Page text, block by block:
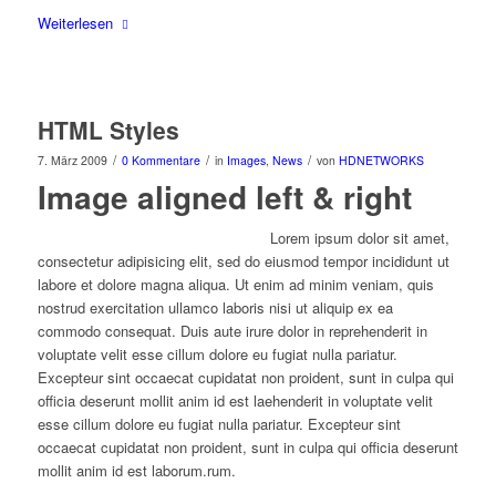
Weiterlesen
HTML Styles
7. März 2009 / 0 Kommentare / in Images, News / von HDNETWORKS
Image aligned left & right
Lorem ipsum dolor sit amet,
consectetur adipisicing elit, sed do eiusmod tempor incididunt ut
labore et dolore magna aliqua. Ut enim ad minim veniam, quis
nostrud exercitation ullamco laboris nisi ut aliquip ex ea
commodo consequat. Duis aute irure dolor in reprehenderit in
voluptate velit esse cillum dolore eu fugiat nulla pariatur.
Excepteur sint occaecat cupidatat non proident, sunt in culpa qui
officia deserunt mollit anim id est laehenderit in voluptate velit
esse cillum dolore eu fugiat nulla pariatur. Excepteur sint
occaecat cupidatat non proident, sunt in culpa qui officia deserunt
mollit anim id est laborum.rum.